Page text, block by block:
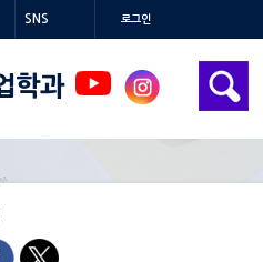
SNS 로그인
학과